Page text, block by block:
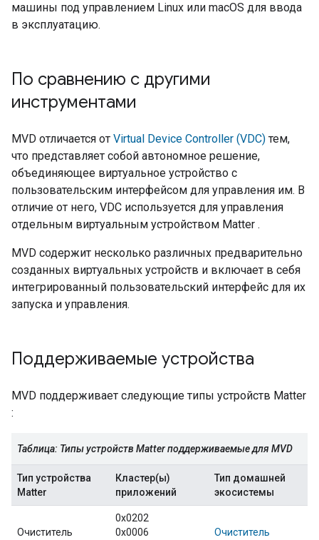
машины под управлением Linux или macOS для ввода
в эксплуатацию.
По сравнению с другими
инструментами
MVD отличается от Virtual Device Controller (VDC) тем,
что представляет собой автономное решение,
объединяющее виртуальное устройство с
пользовательским интерфейсом для управления им. В
отличие от него, VDC используется для управления
отдельным виртуальным устройством Matter .
MVD содержит несколько различных предварительно
созданных виртуальных устройств и включает в себя
интегрированный пользовательский интерфейс для их
запуска и управления.
Поддерживаемые устройства
MVD поддерживает следующие типы устройств Matter
:
Таблица: Типы устройств Matterподдерживаемые для MVD
Тип устройства
Matter
Кластер(ы)
приложений
Тип домашней
экосистемы
Очиститель
0x0202
0x0006
Очиститель